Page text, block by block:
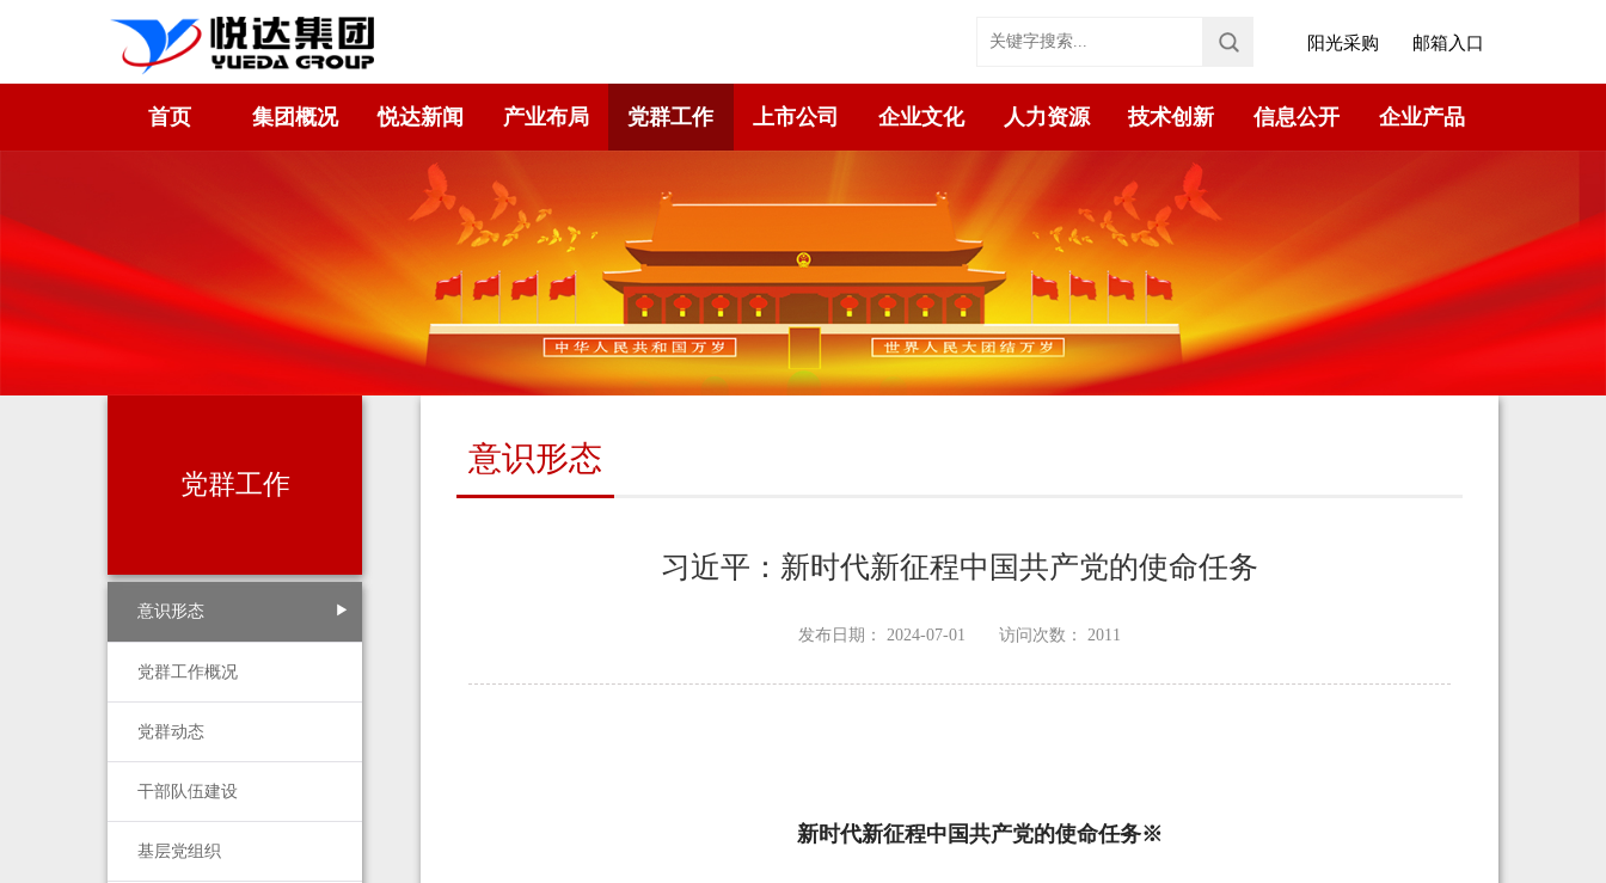
阳光采购 邮箱入口
首页 集团概况 悦达新闻 产业布局 党群工作 上市公司 企业文化 人力资源 技术创新 信息公开 企业产品
党群工作
意识形态
党群工作概况
党群动态
干部队伍建设
基层党组织
意识形态
习近平：新时代新征程中国共产党的使命任务
发布日期： 2024-07-01 访问次数： 2011
新时代新征程中国共产党的使命任务※